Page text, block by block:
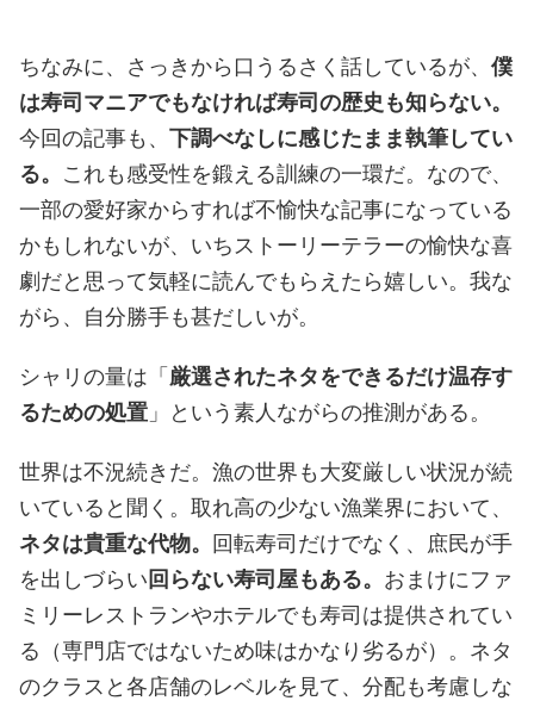
ちなみに、さっきから口うるさく話しているが、 僕
は寿司マニアでもなければ寿司の歴史も知らない。
今回の記事も、 下調べなしに感じたまま執筆してい
る。 これも感受性を鍛える訓練の一環だ。なので、
一部の愛好家からすれば不愉快な記事になっている
かもしれないが、いちストーリーテラーの愉快な喜
劇だと思って気軽に読んでもらえたら嬉しい。我な
がら、自分勝手も甚だしいが。
シャリの量は「厳選されたネタをできるだけ温存す
るための処置 」という素人ながらの推測がある。
世界は不況続きだ。漁の世界も大変厳しい状況が続
いていると聞く。取れ高の少ない漁業界において、
ネタは貴重な代物。 回転寿司だけでなく、庶民が手
を出しづらい回らない寿司屋もある。 おまけにファ
ミリーレストランやホテルでも寿司は提供されてい
る（専門店ではないため味はかなり劣るが）。ネタ
のクラスと各店舗のレベルを見て、分配も考慮しな